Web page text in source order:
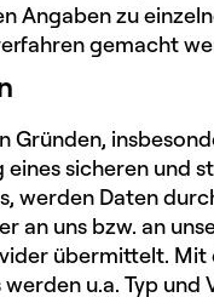
Angaben zu
gemacht
Gründen,
eines sicheren und
werden Daten
an uns bzw. an
übermittelt. Mit
u.a. Typ und